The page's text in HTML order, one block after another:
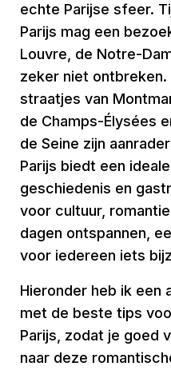
echte Parijse sfeer.
Parijs mag een
Louvre, de Notre-
zeker niet
straatjes van
de Champs-Élysées
de Seine zijn
Parijs biedt een
geschiedenis en
voor cultuur,
dagen ontspannen,
voor iedereen iets
Hieronder heb ik een
met de beste tips
Parijs, zodat je goed
naar deze